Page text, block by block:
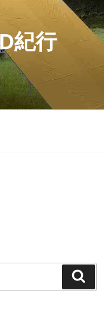
紀行
索